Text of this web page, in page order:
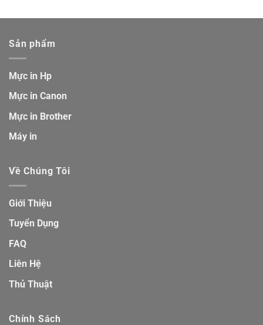
Sản phẩm
Mực in Hp
Mực in Canon
Mực in Brother
Máy in
Về Chúng Tôi
Giới Thiệu
Tuyển Dụng
FAQ
Liên Hệ
Thủ Thuật
Chính Sách